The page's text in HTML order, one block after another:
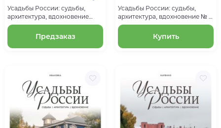
Усадьбы России: судьбы,
архитектура, вдохновение
№65, Усадьба Якова Брюса
Предзаказ
Усадьбы России: судьбы,
архитектура, вдохновение № 2:
Усадьба Бобринских в
БогородицкеКупить